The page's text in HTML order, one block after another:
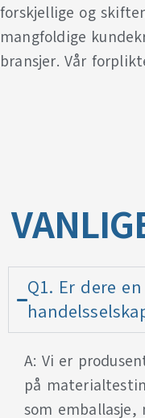
forskjellige og
mangfoldige
bransjer. Vår
Q1. Er dere
A: Vi er
på
som